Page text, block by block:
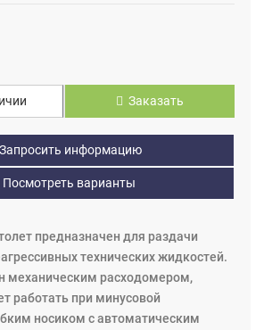
Заказать
Запросить информацию
Посмотреть варианты
предназначен для раздачи
технических жидкостей.
механическим расходомером,
работать при минусовой
носиком с автоматическим